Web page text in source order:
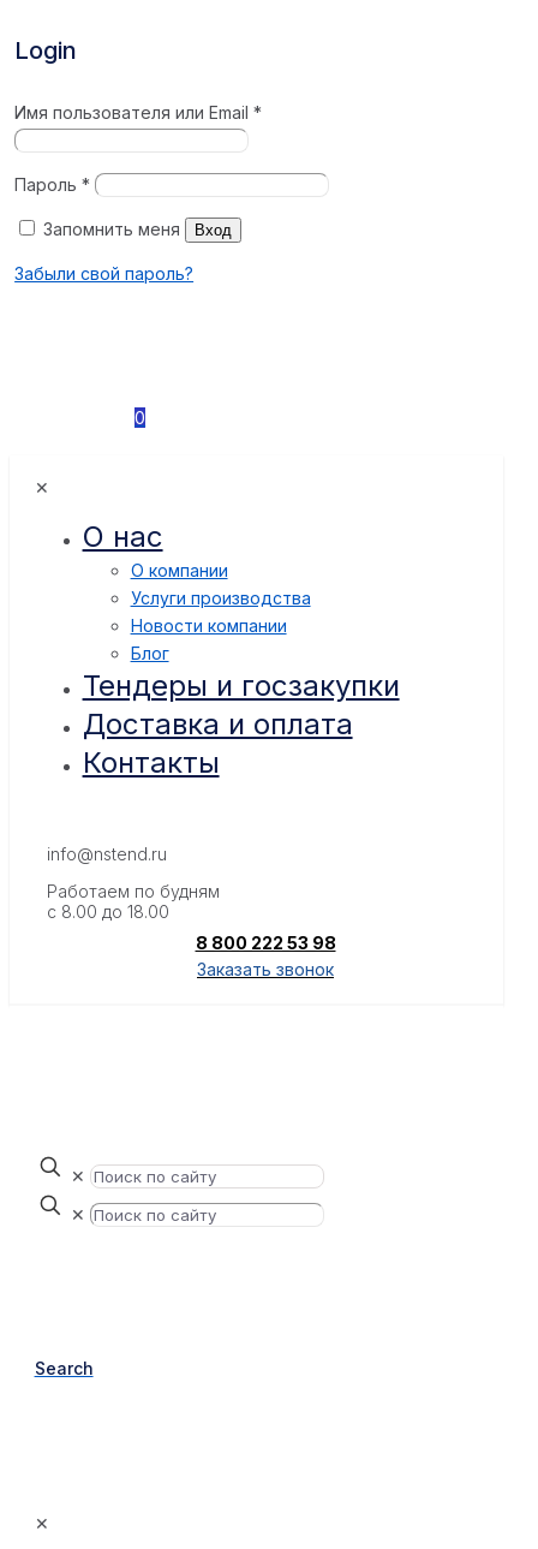
Login
Имя пользователя или Email*
Пароль*
Запомнить меня Вход
Забыли свой пароль?
0
✕
О нас
О компании
Услуги производства
Новости компании
Блог
Тендеры и госзакупки
Доставка и оплата
Контакты
info@nstend.ru
Работаем по будням
с 8.00 до 18.00
8 800 222 53 98
Заказать звонок
✕
✕
Search
✕